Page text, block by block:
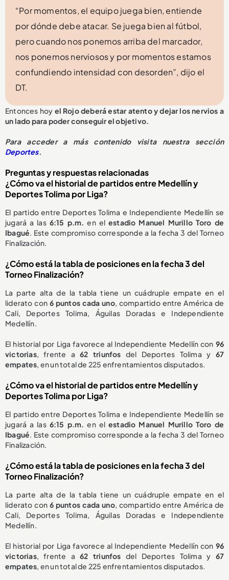
“Por momentos, el equipo juega bien, entiende
por dónde debe atacar. Se juega bien al fútbol,
pero cuando nos ponemos arriba del marcador,
nos ponemos nerviosos y por momentos estamos
confundiendo intensidad con desorden”, dijo el
DT.
Entonces hoy el Rojo deberá estar atento y dejar los nervios a
un lado para poder conseguir el objetivo.
Para acceder a más contenido visita nuestra sección
Deportes.
Preguntas y respuestas relacionadas
¿Cómo va el historial de partidos entre Medellín y
Deportes Tolima por Liga?
El partido entre Deportes Tolima e Independiente Medellín se
jugará a las 6:15 p.m. en elestadio Manuel Murillo Toro de
Ibagué. Este compromiso corresponde a la fecha 3 del Torneo
Finalización.
¿Cómo está la tabla de posiciones en la fecha 3 del
Torneo Finalización?
La parte alta de la tabla tiene un cuádruple empate en el
liderato con 6 puntos cada uno, compartido entre América de
Cali, Deportes Tolima, Águilas Doradas e Independiente
Medellín.
El historial por Liga favorece al Independiente Medellín con 96
victorias, frente a62 triunfos del Deportes Tolima y 67
empates, en un total de 225 enfrentamientos disputados.
¿Cómo va el historial de partidos entre Medellín y
Deportes Tolima por Liga?
El partido entre Deportes Tolima e Independiente Medellín se
jugará a las 6:15 p.m. en elestadio Manuel Murillo Toro de
Ibagué. Este compromiso corresponde a la fecha 3 del Torneo
Finalización.
¿Cómo está la tabla de posiciones en la fecha 3 del
Torneo Finalización?
La parte alta de la tabla tiene un cuádruple empate en el
liderato con 6 puntos cada uno, compartido entre América de
Cali, Deportes Tolima, Águilas Doradas e Independiente
Medellín.
El historial por Liga favorece al Independiente Medellín con 96
victorias, frente a62 triunfos del Deportes Tolima y 67
empates, en un total de 225 enfrentamientos disputados.